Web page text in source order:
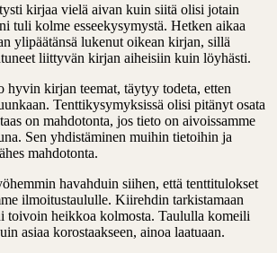
kirjaa vielä aivan kuin siitä olisi jotain
tuli kolme esseekysymystä. Hetken aikaa
ylipäätänsä lukenut oikean kirjan, sillä
liittyvän kirjan aiheisiin kuin löyhästi.
hyvin kirjan teemat, täytyy todeta, etten
Tenttikysymyksissä olisi pitänyt osata
on mahdotonta, jos tieto on aivoissamme
Sen yhdistäminen muihin tietoihin ja
mahdotonta.
havahduin siihen, että tenttitulokset
ilmoitustaululle. Kiirehdin tarkistamaan
toivoin heikkoa kolmosta. Taululla komeili
asiaa korostaakseen, ainoa laatuaan.